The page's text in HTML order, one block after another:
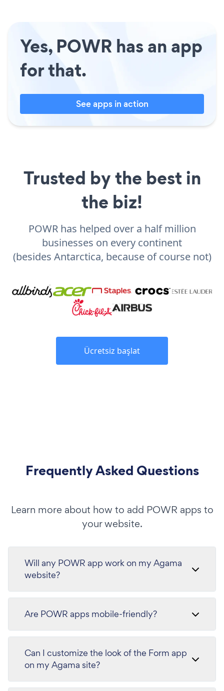
Yes, POWR has an app
for that.
See apps in action
Trusted by the best in
the biz!
POWR has helped over a half million
businesses on every continent
(besides Antarctica, because of course not)
Ücretsiz başlat
Frequently Asked Questions
Learn more about how to add POWR apps to
your website.
Will any POWR app work on my Agama
website?
Are POWR apps mobile-friendly?
Can I customize the look of the Form app
on my Agama site?